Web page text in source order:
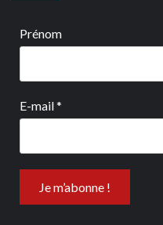
Prénom
E-mail*